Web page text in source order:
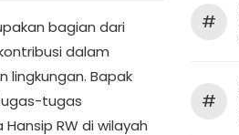
bagian dari
dalam
Bapak
tugas
RW di wilayah
#
#